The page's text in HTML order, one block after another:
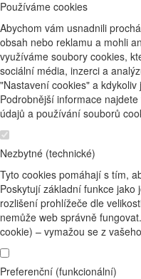
Používáme cookies
Abychom vám usnadnili
obsah nebo reklamu a mohli
využíváme soubory cookies,
sociální média, inzerci a
"Nastavení cookies" a
Podrobnější informace
údajů a používání souborů
Nezbytné (technické)
Tyto cookies pomáhají s tím,
Poskytují základní funkce jako
rozlišení prohlížeče dle
nemůže web správně
cookie) – vymažou se z
Preferenční (funkcionální)